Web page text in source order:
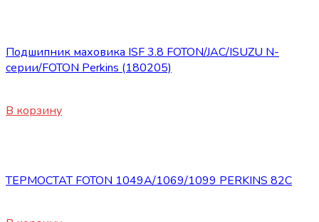
Подшипник маховика ISF 3.8 FOTON/JAC/ISUZU N-
серии/FOTON Perkins (180205)
В корзину
ТЕРМОСТАТ FOTON 1049A/1069/1099 PERKINS 82C